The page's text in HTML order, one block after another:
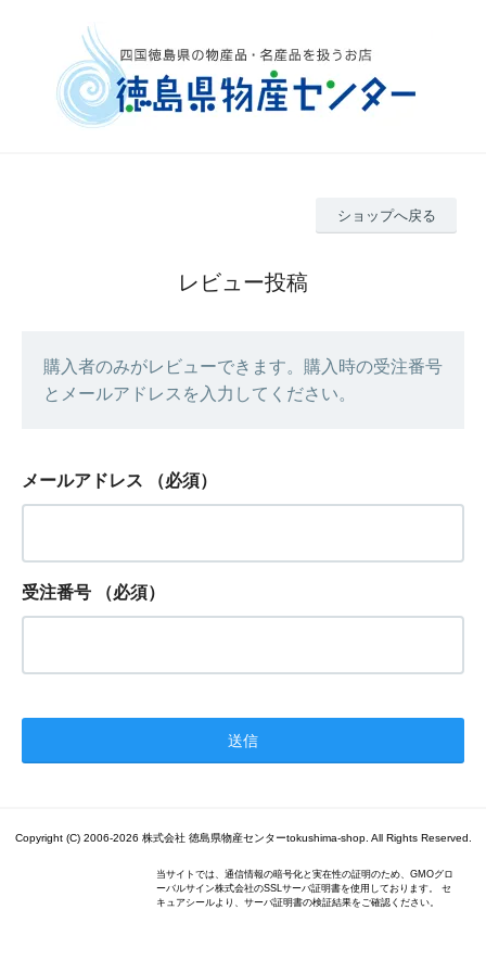
ショップへ戻る
レビュー投稿
購入者のみがレビューできます。購入時の受注番号
とメールアドレスを入力してください。
メールアドレス （必須）
受注番号 （必須）
Copyright (C) 2006-2026 株式会社 徳島県物産センターtokushima-shop. All Rights Reserved.
当サイトでは、通信情報の暗号化と実在性の証明のため、GMOグロ
ーバルサイン株式会社のSSLサーバ証明書を使用しております。 セ
キュアシールより、サーバ証明書の検証結果をご確認ください。